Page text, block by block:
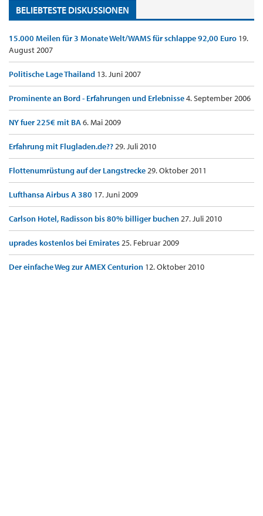
BELIEBTESTE DISKUSSIONEN
15.000 Meilen für 3 Monate Welt/WAMS für schlappe 92,00 Euro 19.
August 2007
Politische Lage Thailand 13. Juni 2007
Prominente an Bord - Erfahrungen und Erlebnisse4. September 2006
NY fuer 225€ mit BA6. Mai 2009
Erfahrung mit Flugladen.de??29. Juli 2010
Flottenumrüstung auf der Langstrecke29. Oktober 2011
Lufthansa Airbus A 380 17. Juni 2009
Carlson Hotel, Radisson bis 80% billiger buchen27. Juli 2010
uprades kostenlos bei Emirates25. Februar 2009
Der einfache Weg zur AMEX Centurion 12. Oktober 2010